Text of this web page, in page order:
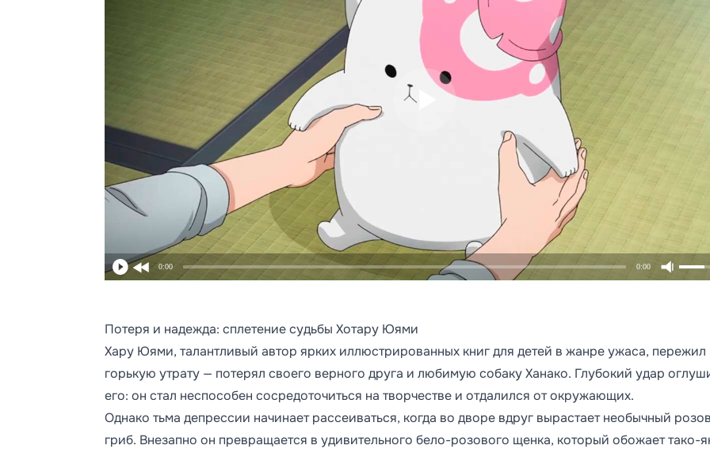
0:00 0:00
Потеря и надежда: сплетение судьбы Хотару Юями
Хару Юями, талантливый автор ярких иллюстрированных книг для детей в жанре ужаса, пережил
горькую утрату — потерял своего верного друга и любимую собаку Ханако. Глубокий удар
его: он стал неспособен сосредоточиться на творчестве и отдалился от окружающих.
Однако тьма депрессии начинает рассеиваться, когда во дворе вдруг вырастает необычный
гриб. Внезапно он превращается в удивительного бело-розового щенка, который обожает тако-